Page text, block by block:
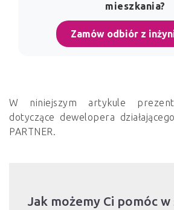
mieszkania?
Zamów odbiór z
W niniejszym artykule
dotyczące dewelopera
PARTNER.
Jak możemy Ci pomóc